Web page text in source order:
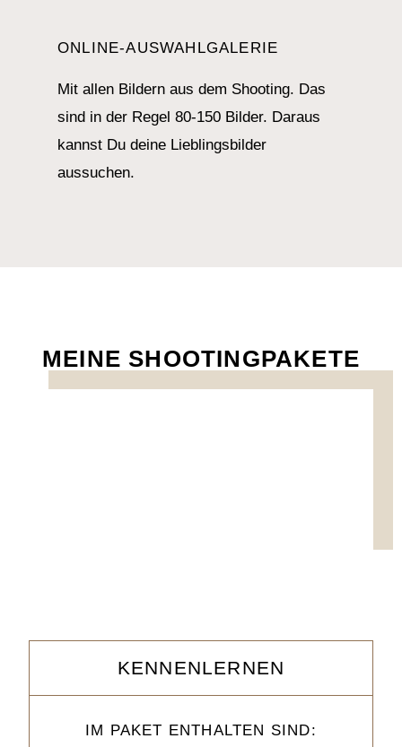
ONLINE-AUSWAHLGALERIE
Mit allen Bildern aus dem Shooting. Das
sind in der Regel 80-150 Bilder. Daraus
kannst Du deine Lieblingsbilder
aussuchen.
MEINE SHOOTINGPAKETE
KENNENLERNEN
IM PAKET ENTHALTEN SIND: